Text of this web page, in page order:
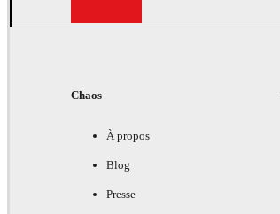
Chaos
À propos
Blog
Presse